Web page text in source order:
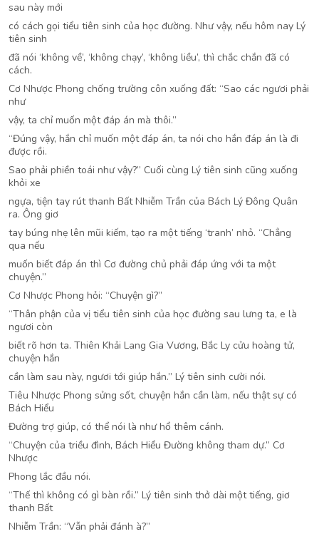
sau này mới
có cách gọi tiểu tiên sinh của học đường. Như vậy, nếu hôm nay Lý
tiên sinh
đã nói ‘không về’, ‘không chạy’, ‘không liều’, thì chắc chắn đã có
cách.
Cơ Nhược Phong chống trường côn xuống đất: “Sao các ngươi phải
như
vậy, ta chỉ muốn một đáp án mà thôi.”
“Đúng vậy, hắn chỉ muốn một đáp án, ta nói cho hắn đáp án là đi
được rồi.
Sao phải phiền toái như vậy?” Cuối cùng Lý tiên sinh cũng xuống
khỏi xe
ngựa, tiện tay rút thanh Bất Nhiễm Trần của Bách Lý Đông Quân
ra. Ông giơ
tay búng nhẹ lên mũi kiếm, tạo ra một tiếng ‘tranh’ nhỏ. “Chẳng
qua nếu
muốn biết đáp án thì Cơ đường chủ phải đáp ứng với ta một
chuyện.”
Cơ Nhược Phong hỏi: “Chuyện gì?”
“Thân phận của vị tiểu tiên sinh của học đường sau lưng ta, e là
ngươi còn
biết rõ hơn ta. Thiên Khải Lang Gia Vương, Bắc Ly cửu hoàng tử,
chuyện hắn
cần làm sau này, ngươi tới giúp hắn.” Lý tiên sinh cười nói.
Tiêu Nhược Phong sửng sốt, chuyện hắn cần làm, nếu thật sự có
Bách Hiểu
Đường trợ giúp, có thể nói là như hổ thêm cánh.
“Chuyện của triều đình, Bách Hiểu Đường không tham dự.” Cơ
Nhược
Phong lắc đầu nói.
“Thế thì không có gì bàn rồi.” Lý tiên sinh thở dài một tiếng, giơ
thanh Bất
Nhiễm Trần: “Vẫn phải đánh à?”